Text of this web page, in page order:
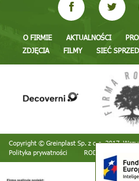
O FIRMIE AKTUALNOŚCI
ZDJĘCIA
FILMY SIEĆ
Copyright © Greinplast Sp. z o.o. 2017.
Polityka prywatności
RODO